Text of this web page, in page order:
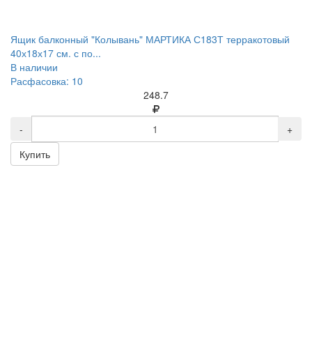
Ящик балконный "Колывань" МАРТИКА С183Т терракотовый
40х18х17 см. с по...
В наличии
Расфасовка: 10
248.7
-
+
Купить